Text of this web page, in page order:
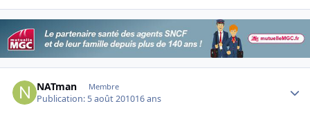
NATman Membre
Publication: 5 août 201016 ans